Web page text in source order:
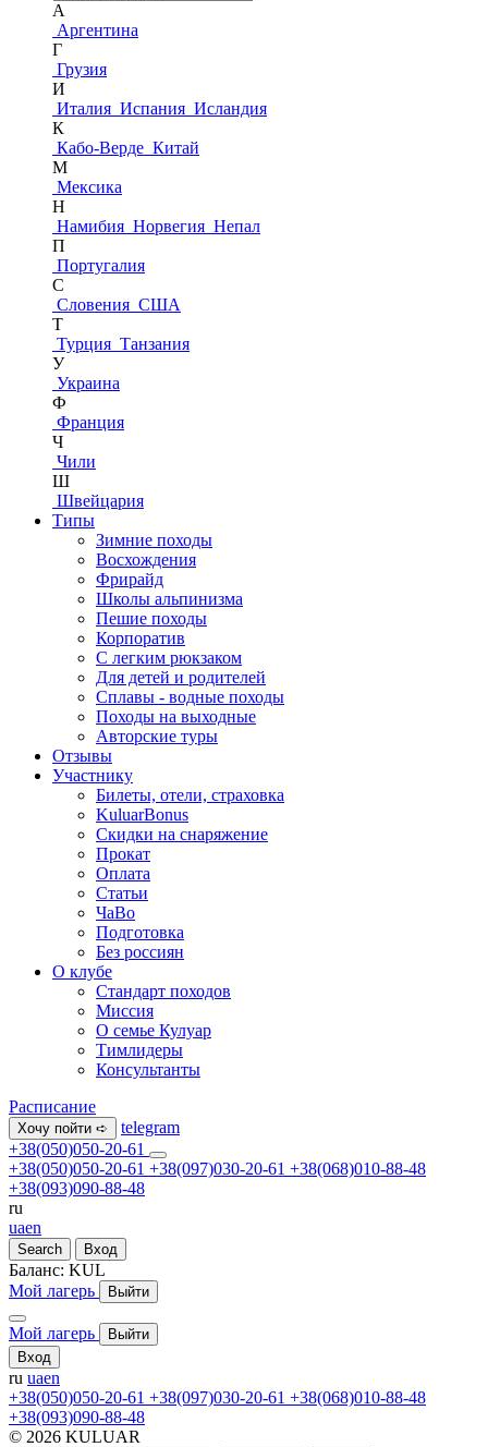
А
Аргентина
Г
Грузия
И
Италия Испания Исландия
К
Кабо-Верде Китай
М
Мексика
Н
Намибия Норвегия Непал
П
Португалия
С
Словения США
Т
Турция Танзания
У
Украина
Ф
Франция
Ч
Чили
Ш
Швейцария
Типы
Зимние походы
Восхождения
Фрирайд
Школы альпинизма
Пешие походы
Корпоратив
С легким рюкзаком
Для детей и родителей
Сплавы - водные походы
Походы на выходные
Авторские туры
Отзывы
Участнику
Билеты, отели, страховка
KuluarBonus
Скидки на снаряжение
Прокат
Оплата
Статьи
ЧаВо
Подготовка
Без россиян
О клубе
Стандарт походов
Миссия
О семье Кулуар
Тимлидеры
Консультанты
Расписание
Хочу пойти ➪
telegram
+38(050)050-20-61
+38(050)050-20-61 +38(097)030-20-61 +38(068)010-88-48
+38(093)090-88-48
ru
uaen
Search Вход
Баланс: KUL
Мой лагерь
Выйти
Мой лагерь
Выйти
Вход
ru uaen
+38(050)050-20-61 +38(097)030-20-61 +38(068)010-88-48
+38(093)090-88-48
© 2026 KULUAR